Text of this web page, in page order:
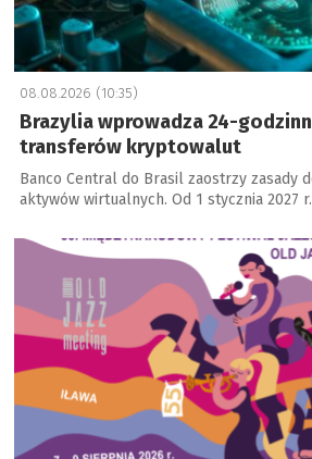
08.08.2026 (10:35)
Brazylia wprowadza 24-
transferów kryptowalut
Banco Central do Brasil zaostrzy zasady
aktywów wirtualnych. Od 1 stycznia 2027
a